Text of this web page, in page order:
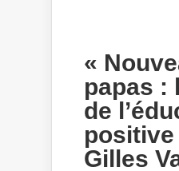
«
papas :
de
positive
Gilles